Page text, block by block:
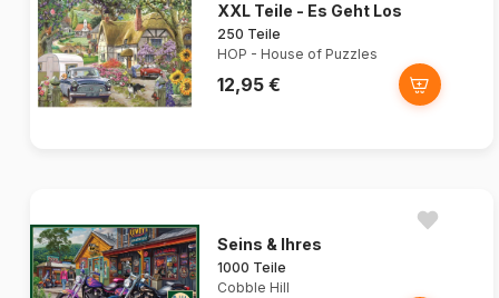
XXL Teile - Es Geht Los
250 Teile
HOP - House of Puzzles
12,95 €
Seins & Ihres
1000 Teile
Cobble Hill